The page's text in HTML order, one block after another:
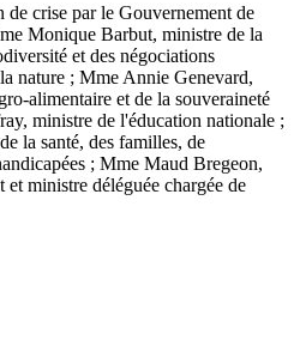
de crise par le Gouvernement de
Monique Barbut, ministre de la
et des négociations
nature ; Mme Annie Genevard,
alimentaire et de la souveraineté
ministre de l'éducation nationale ;
la santé, des familles, de
; Mme Maud Bregeon,
ministre déléguée chargée de